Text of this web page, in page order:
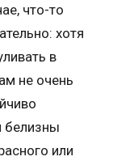
что-то
хотя
в
не очень
белизны
или